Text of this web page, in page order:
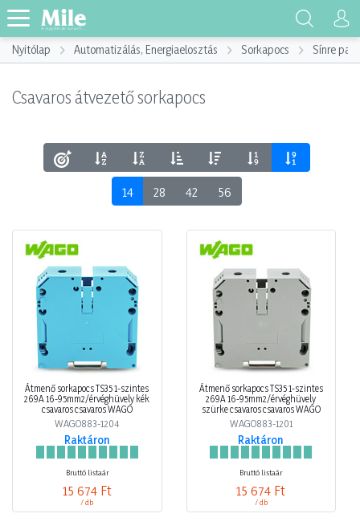
Nyitólap Automatizálás, Energiaelosztás Sorkapocs Sínre
Csavaros átvezető sorkapocs
14 28 42 56
Átmenő sorkapocs TS35 1-szintes
269A 16-95mm2/érvéghüvely kék
csavaros csavaros WAGO
WAGO883-1204
Raktáron
Bruttó listaár
15 674 Ft
/ db
Átmenő sorkapocs TS35 1-szintes
269A 16-95mm2/érvéghüvely
szürke csavaros csavaros WAGO
WAGO883-1201
Raktáron
Bruttó listaár
15 674 Ft
/ db